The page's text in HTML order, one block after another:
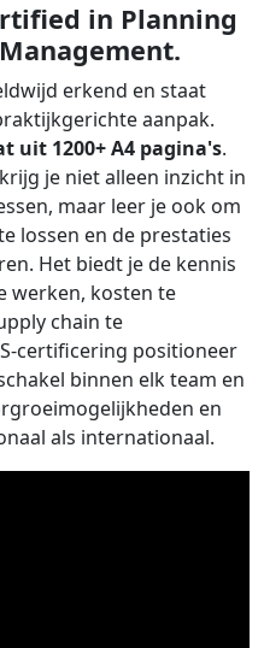
in Planning
erkend en staat
aanpak.
uit 1200+ A4 pagina's.
je niet alleen inzicht in
maar leer je ook om
lossen en de prestaties
Het biedt je de kennis
werken, kosten te
chain te
certificering positioneer
binnen elk team en
en
als internationaal.